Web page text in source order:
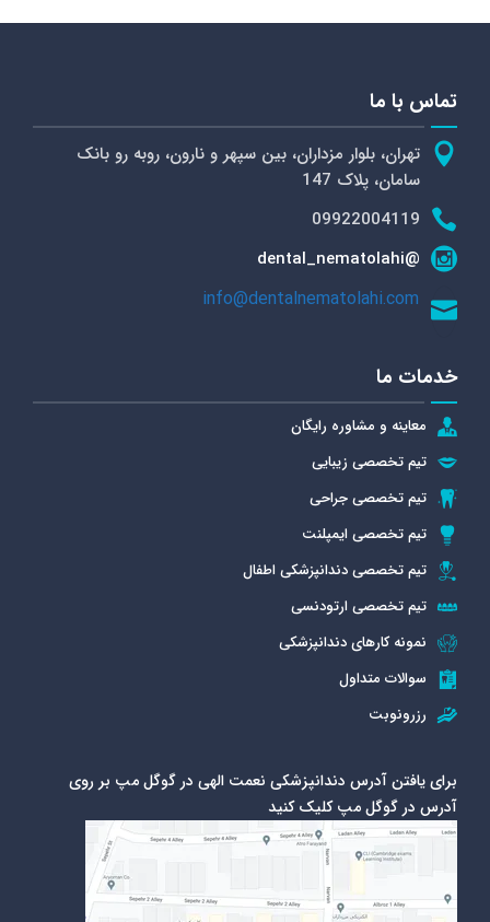
تماس با ما
تهران، بلوار مزداران، بین سپهر و نارون، روبه رو بانک
سامان، پلاک 147
09922004119
@dental_nematolahi
info@dentalnematolahi.com
خدمات ما
معاینه و مشاوره رایگان
تیم تخصصی زیبایی
تیم تخصصی جراحی
تیم تخصصی ایمپلنت
تیم تخصصی دندانپزشکی اطفال
تیم تخصصی ارتودنسی
نمونه کارهای دندانپزشکی
سوالات متداول
رزرونوبت
برای یافتن آدرس دندانپزشکی نعمت الهی در گوگل مپ بر روی
آدرس در گوگل مپ کلیک کنید